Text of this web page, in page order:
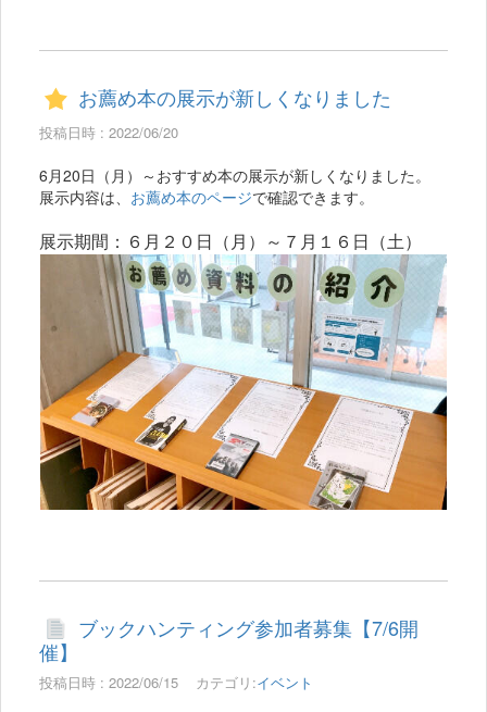
お薦め本の展示が新しくなりました
投稿日時 : 2022/06/20
6月20日（月）～おすすめ本の展示が新しくなりました。
展示内容は、 お薦め本のページで確認できます。
展示期間：６月２０日（月）～７月１６日（土）
ブックハンティング参加者募集【7/6開
催】
投稿日時 : 2022/06/15 カテゴリ:イベント